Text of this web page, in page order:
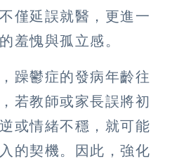
僅延誤就醫，更進一
羞愧與孤立感。
躁鬱症的發病年齡往
若教師或家長誤將初
或情緒不穩，就可能
的契機。因此，強化